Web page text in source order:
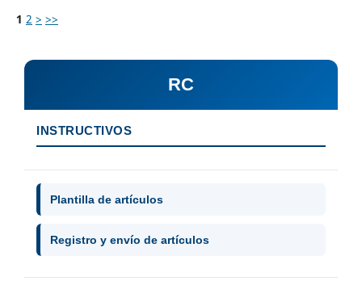
1 2 > >>
RC
INSTRUCTIVOS
Plantilla de artículos
Registro y envío de artículos